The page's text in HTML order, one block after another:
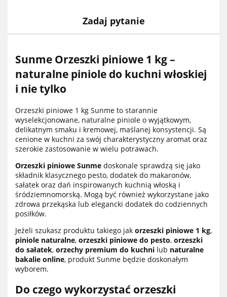
Zadaj pytanie
Sunme Orzeszki piniowe 1 kg –
naturalne piniole do kuchni włoskiej
i nie tylko
Orzeszki piniowe 1 kg Sunme to starannie
wyselekcjonowane, naturalne piniole o wyjątkowym,
delikatnym smaku i kremowej, maślanej konsystencji. Są
cenione w kuchni za swój charakterystyczny aromat oraz
szerokie zastosowanie w wielu potrawach.
Orzeszki piniowe Sunme doskonale sprawdzą się jako
składnik klasycznego pesto, dodatek do makaronów,
sałatek oraz dań inspirowanych kuchnią włoską i
śródziemnomorską. Mogą być również wykorzystane jako
zdrowa przekąska lub elegancki dodatek do codziennych
posiłków.
Jeżeli szukasz produktu takiego jak orzeszki piniowe 1 kg,
piniole naturalne, orzeszki piniowe do pesto, orzeszki
do sałatek, orzechy premium do kuchni lub naturalne
bakalie online, produkt Sunme będzie doskonałym
wyborem.
Do czego wykorzystać orzeszki